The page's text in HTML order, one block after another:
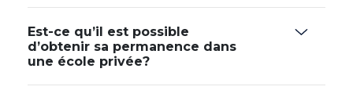
Est-ce qu’il est possible
d’obtenir sa permanence dans
une école privée?